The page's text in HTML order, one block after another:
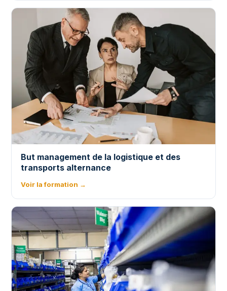
But management de la logistique et des
transports alternance
Voir la formation →